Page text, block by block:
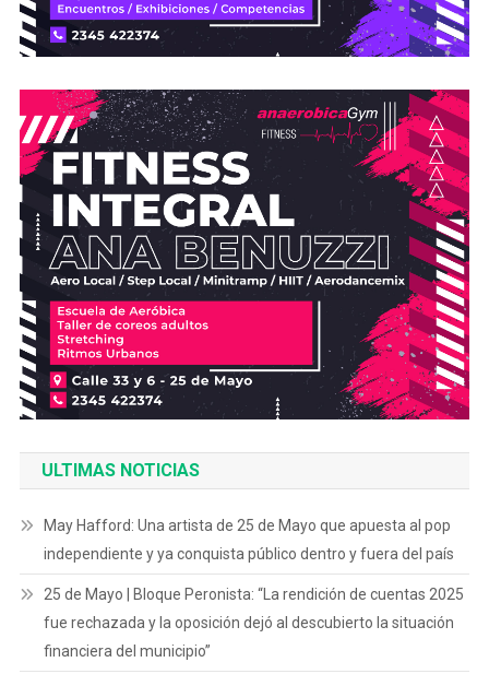
ULTIMAS NOTICIAS
May Hafford: Una artista de 25 de Mayo que apuesta al pop
independiente y ya conquista público dentro y fuera del país
25 de Mayo | Bloque Peronista: “La rendición de cuentas 2025
fue rechazada y la oposición dejó al descubierto la situación
financiera del municipio”